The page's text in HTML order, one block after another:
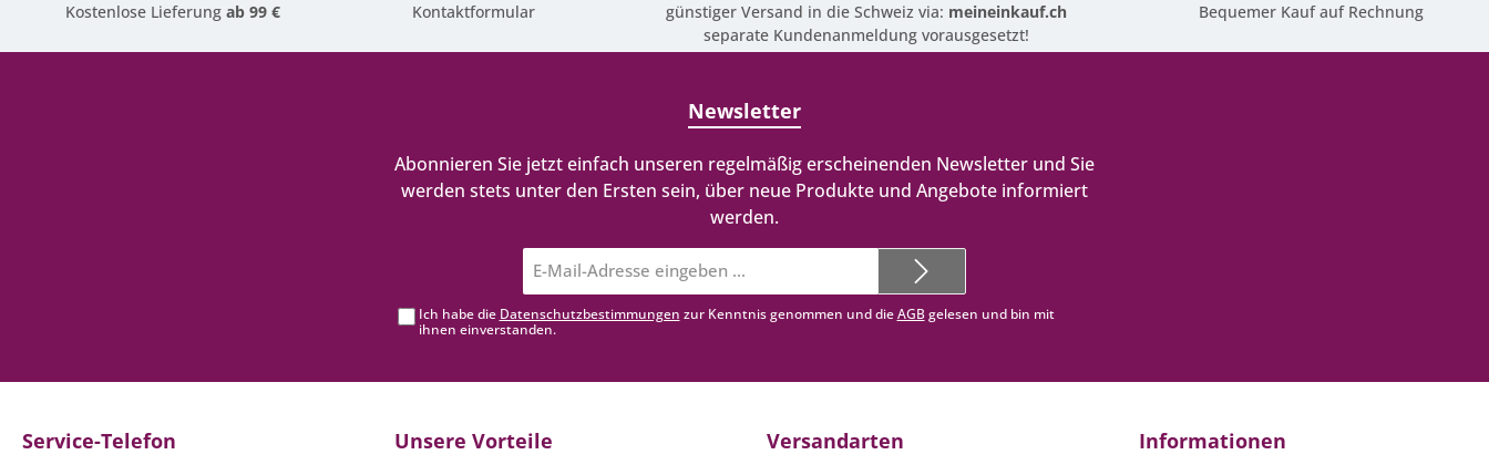
Kostenlose Lieferungab 99 € Kontaktformular günstiger Versand in die Schweiz via: meineinkauf.ch
separate Kundenanmeldung vorausgesetzt!
Bequemer Kauf auf Rechnung
Newsletter
Abonnieren Sie jetzt einfach unseren regelmäßig erscheinenden Newsletter und Sie
werden stets unter den Ersten sein, über neue Produkte und Angebote informiert
werden.
Mail-
Adresse*
Ich habe die Datenschutzbestimmungen zur Kenntnis genommen und dieAGBgelesen und bin mit
ihnen einverstanden.
Service-Telefon Unsere Vorteile Versandarten Informationen